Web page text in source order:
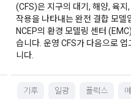
(CFS)은 지구의 대기, 해양, 육지
작용을 나타내는 완전 결합 모델
NCEP의 환경 모델링 센터
습니다. 운영 CFS가 다음으로
니다.
기후 일광 플럭스